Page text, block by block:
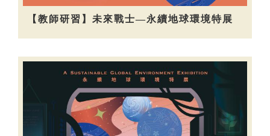
【教師研習】未來戰士—永續地球環境特展